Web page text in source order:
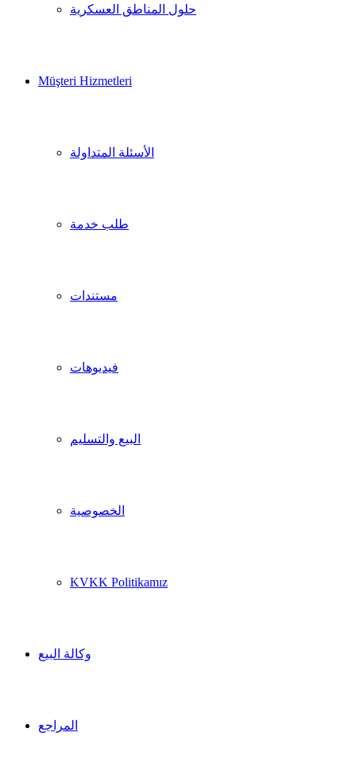
حلول المناطق العسكرية
Müşteri Hizmetleri
الأسئلة المتداولة
طلب خدمة
مستندات
فيديوهات
البيع والتسليم
الخصوصية
KVKK Politikamız
وكالة البيع
المراجع